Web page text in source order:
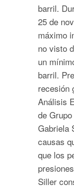
barril.
25 de
máximo
no visto
un
barril.
recesión
Análisis
de
Gabriela
causas
que los
Siller